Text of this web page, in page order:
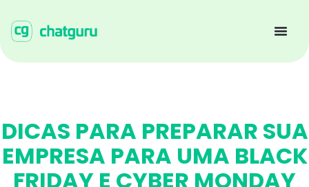
DICAS PARA PREPARAR SUA
EMPRESA PARA UMA BLACK
FRIDAY E CYBER MONDAY